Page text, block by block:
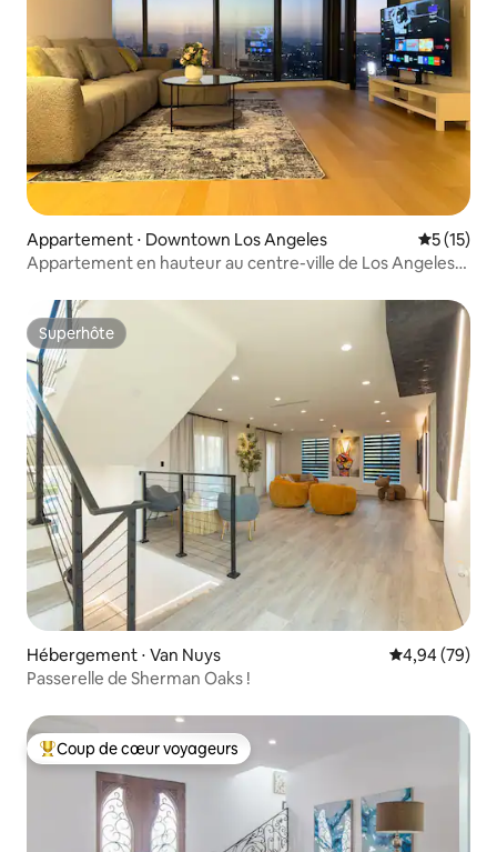
Appartement ⋅ Downtown Los Angeles
5 (15)
Appartement en hauteur au centre-ville de Los Angeles
Superhôte
Superhôte
Hébergement ⋅ Van Nuys Évaluation
4,94 (79)
Passerelle de Sherman Oaks !
Coups de cœur voyageurs les plus appréciés
Coup de cœur voyageurs